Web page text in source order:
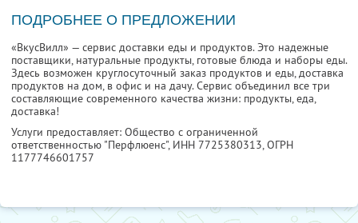
ПОДРОБНЕЕ О ПРЕДЛОЖЕНИИ
«ВкусВилл» — сервис доставки еды и продуктов. Это надежные
поставщики, натуральные продукты, готовые блюда и наборы еды.
Здесь возможен круглосуточный заказ продуктов и еды, доставка
продуктов на дом, в офис и на дачу. Сервис объединил все три
составляющие современного качества жизни: продукты, еда,
доставка!
Услуги предоставляет: Общество с ограниченной
ответственностью "Перфлюенс", ИНН 7725380313, ОГРН
1177746601757